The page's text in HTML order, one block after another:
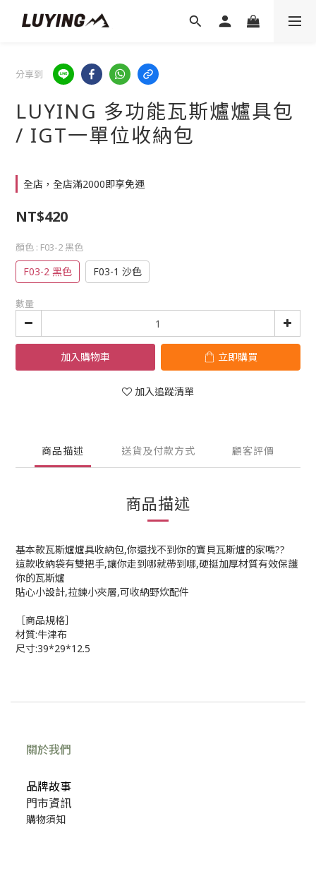
分享到
LUYING 多功能瓦斯爐爐具包
/ IGT一單位收納包
全店，全店滿2000即享免運
NT$420
顏色 : F03-2 黑色
F03-2 黑色 F03-1 沙色
數量
加入購物車 立即購買
加入追蹤清單
商品描述 送貨及付款方式 顧客評價
商品描述
基本款瓦斯爐爐具收納包,你還找不到你的寶貝瓦斯爐的家嗎??
這款收納袋有雙把手,讓你走到哪就帶到哪,硬挺加厚材質有效保護
你的瓦斯爐
貼心小設計,拉鍊小夾層,可收納野炊配件
［商品規格］
材質:牛津布
尺寸:39*29*12.5
關於我們
品牌故事
門市資訊
購物須知